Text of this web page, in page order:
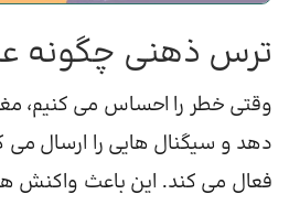
ترس ذهنی چگونه
وقتی خطر را احساس می کنیم،
دهد و سیگنال هایی را ارسال
فعال می کند. این باعث واکنش